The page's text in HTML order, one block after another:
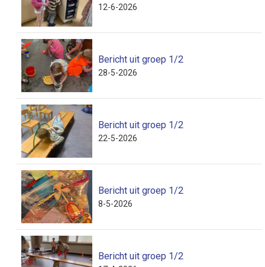
12-6-2026
Bericht uit groep 1/2
28-5-2026
Bericht uit groep 1/2
22-5-2026
Bericht uit groep 1/2
8-5-2026
Bericht uit groep 1/2